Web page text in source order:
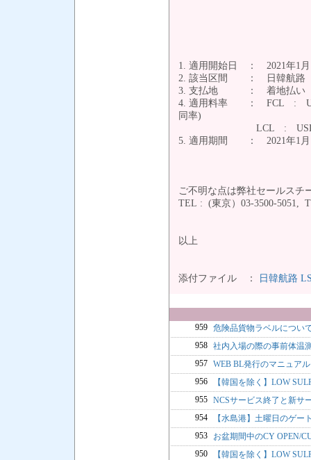
1. 適用開始日 ： 2021年1月
2. 該当区間 ： 日韓航路
3. 支払地 ： 着地払い
4. 適用料率 ： FCL :
同率)
LCL : USD6/
5. 適用期間 ： 2021年1月1
ご不明な点は弊社セールス
TEL : (東京）03-
以上
添付ファイル ： 日韓航路
959
危険品貨物ラベルについ
958
社内入場の際の事前体温
957
WEB BL発行のマニュアル
956
【韓国を除く】LOW
955
NCSサービス終了と新サ
954
【水島港】土曜日のゲー
953
お盆期間中のCY OPEN/
950
【韓国を除く】LOW